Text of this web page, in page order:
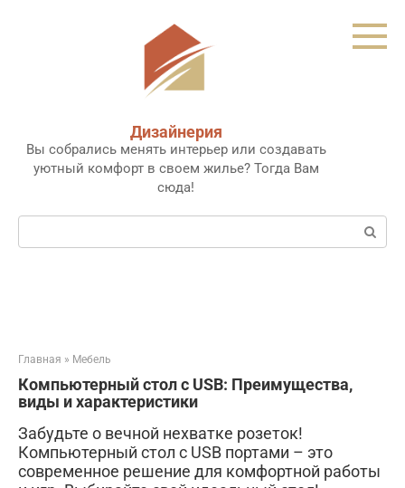
Дизайнерия
Вы собрались менять интерьер или создавать
уютный комфорт в своем жилье? Тогда Вам
сюда!
Поиск:
Главная » Мебель
Компьютерный стол с USB: Преимущества,
виды и характеристики
Забудьте о вечной нехватке розеток!
Компьютерный стол с USB портами – это
современное решение для комфортной работы